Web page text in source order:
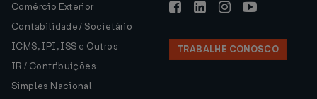
Comércio Exterior
Contabilidade / Societário
ICMS, IPI, ISS e Outros
IR / Contribuições
Simples Nacional
TRABALHE CONOSCO